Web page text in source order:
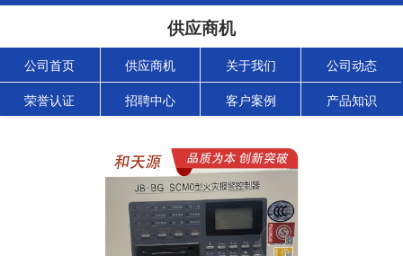
供应商机
公司首页 供应商机 关于我们 公司动态
荣誉认证 招聘中心 客户案例 产品知识